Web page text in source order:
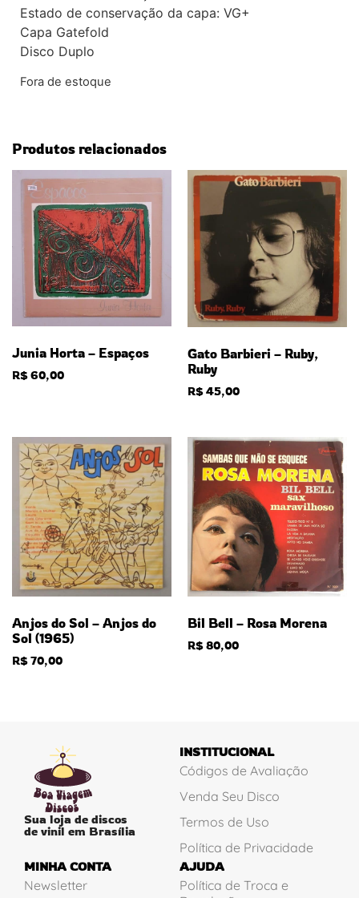
Estado de conservação da capa: VG+
Capa Gatefold
Disco Duplo
Fora de estoque
Produtos relacionados
Junia Horta – Espaços
R$60,00
Gato Barbieri – Ruby,
Ruby
R$45,00
Anjos do Sol – Anjos do
Sol (1965)
R$70,00
Bil Bell – Rosa Morena
R$80,00
Sua loja de discos
de vinil em Brasília
INSTITUCIONAL
Códigos de Avaliação
Venda Seu Disco
Termos de Uso
Política de Privacidade
MINHA CONTA
Newsletter
AJUDA
Política de Troca e